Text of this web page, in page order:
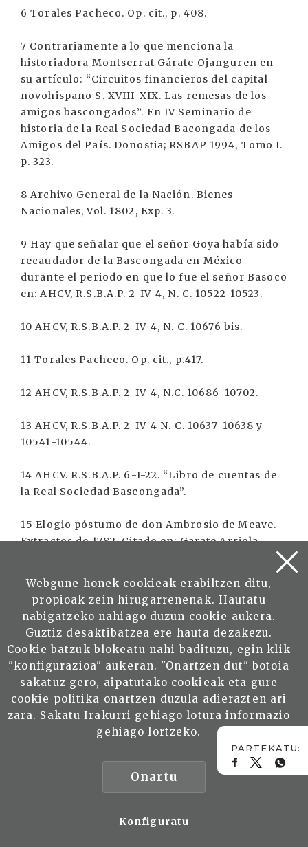
6 Torales Pacheco. Op. cit., p. 408.
7 Contrariamente a lo que menciona la
historiadora Montserrat Gárate Ojanguren en
su artículo: “Circuitos financieros del capital
novohispano S. XVIII-XIX. Las remesas de los
amigos bascongados”. En IV Seminario de
historia de la Real Sociedad Bacongada de los
Amigos del País. Donostia; RSBAP 1994, Tomo I.
p. 323.
8 Archivo General de la Nación. Bienes
Nacionales, Vol. 1802, Exp. 3.
9 Hay que señalar que el señor Goya había sido
recaudador de la Bascongada en México
durante el periodo en que lo fue el señor Basoco
en: AHCV, R.S.B.A.P. 2-IV-4, N. C. 10522-10523.
10 AHCV, R.S.B.A.P. 2-IV-4, N. C. 10676 bis.
11 Torales Pacheco. Op. cit., p.417.
12 AHCV, R.S.B.A.P. 2-IV-4, N.C. 10686-10702.
13 AHCV, R.S.B.A.P. 2-IV-4 N. C. 10637-10638 y
10541-10544.
14 AHCV. R.S.B.A.P. 6-I-22. “Libro de cuentas de
la Real Sociedad Bascongada”.
15 Elogio póstumo de don Ambrosio de Meave.
Extractos de 1782. Citado en: Garate Arriola,
Seminario de Bergara. Vitoria-Gasteiz, 1992. pp.
84-92.
16 Como lo plantea Frederique Lange, en
“¿Estrategas o patriarcas?. La aristocracia
empresarial zacatecana a fines del siglo XVIII-
principios del siglo XIX”, en: Nuevo Mundo
Mundos Nuevos, DOI: en curso de atribución.
Editor: EHESS. p. 4. Consultado el 18 de
diciembre de 2009.
17 Rinaldo Froldi. “Apuntaciones críticas sobre
filología hispánica T. XXXIII N.1 1984. pp. 59-72.
Webgune honek cookieak erabiltzen ditu,
propioak zein hirugarrenenak. Hautatu
nabigatzeko nahiago duzun cookie aukera.
Guztiz desaktibatzea ere hauta dezakezu.
Cookie batzuk blokeatu nahi badituzu, egin klik
"konfigurazioa" aukeran. "Onartzen dut" botoia
sakatuz gero, aipatutako cookieak eta gure
cookie politika onartzen duzula adierazten ari
zara. SakatuIrakurri gehiago lotura informazio
gehiago lortzeko.
Onartu
Konfiguratu